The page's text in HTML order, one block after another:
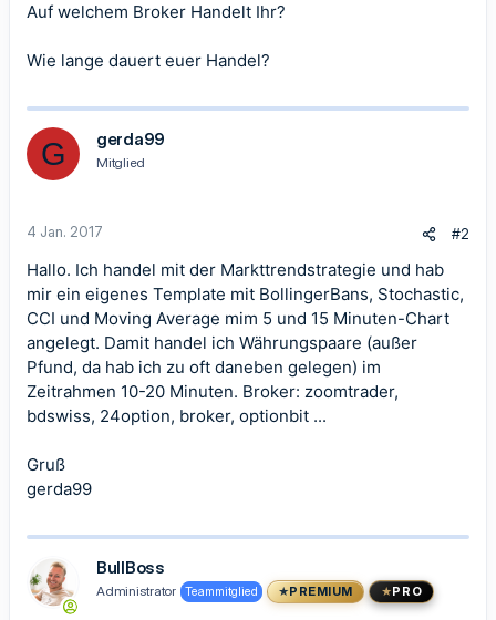
Auf welchem Broker Handelt Ihr?
Wie lange dauert euer Handel?
G gerda99
Mitglied
4 Jan. 2017 #2
Hallo. Ich handel mit der Markttrendstrategie und hab
mir ein eigenes Template mit BollingerBans, Stochastic,
CCI und Moving Average mim 5 und 15 Minuten-Chart
angelegt. Damit handel ich Währungspaare (außer
Pfund, da hab ich zu oft daneben gelegen) im
Zeitrahmen 10-20 Minuten. Broker: zoomtrader,
bdswiss, 24option, broker, optionbit ...
Gruß
gerda99
BullBoss
Administrator Teammitglied PREMIUM PRO